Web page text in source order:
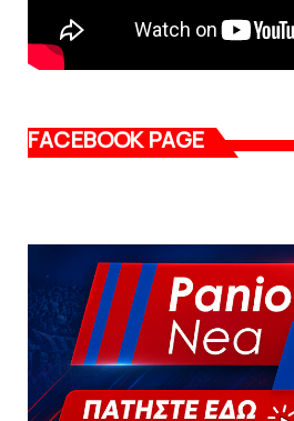
FACEBOOK PAGE